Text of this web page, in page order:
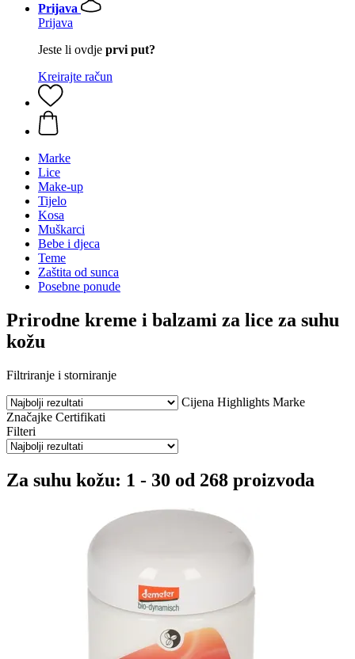
Prijava
Prijava
Jeste li ovdje prvi put?
Kreirajte račun
Marke
Lice
Make-up
Tijelo
Kosa
Muškarci
Bebe i djeca
Teme
Zaštita od sunca
Posebne ponude
Prirodne kreme i balzami za lice za suhu
kožu
Filtriranje i storniranje
Cijena Highlights Marke
Značajke Certifikati
Filteri
Za suhu kožu: 1 - 30 od 268 proizvoda